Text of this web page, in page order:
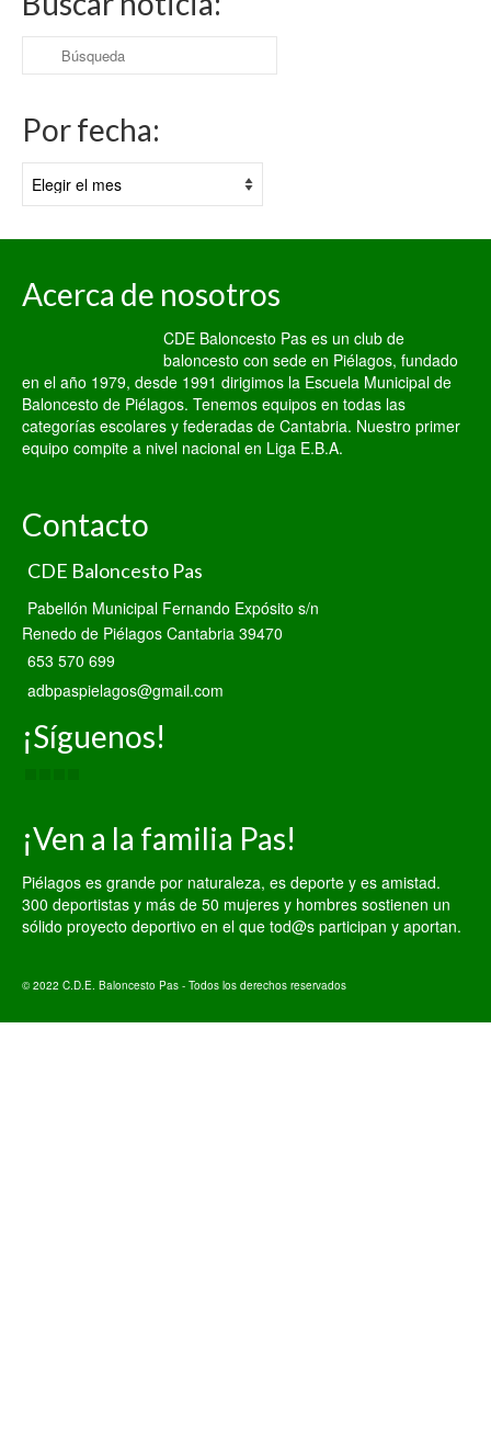
Buscar
por:
Por fecha:
fecha:
Acerca de nosotros
CDE Baloncesto Pas es un club de
baloncesto con sede en Piélagos, fundado
en el año 1979, desde 1991 dirigimos la Escuela Municipal de
Baloncesto de Piélagos. Tenemos equipos en todas las
categorías escolares y federadas de Cantabria. Nuestro primer
equipo compite a nivel nacional en Liga E.B.A.
Contacto
CDE Baloncesto Pas
Pabellón Municipal Fernando Expósito s/n
Renedo de Piélagos Cantabria 39470
653 570 699
adbpaspielagos@gmail.com
¡Síguenos!
¡Ven a la familia Pas!
Piélagos es grande por naturaleza, es deporte y es amistad.
300 deportistas y más de 50 mujeres y hombres sostienen un
sólido proyecto deportivo en el que tod@s participan y aportan.
© 2022 C.D.E. Baloncesto Pas - Todos los derechos reservados